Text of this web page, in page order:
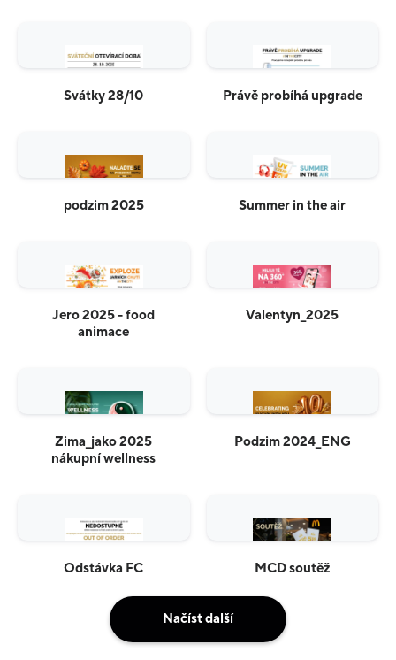
Svátky 28/10 Právě probíhá upgrade
podzim 2025 Summer in the air
Jero 2025 - food
animace
Valentyn_2025
Zima_jako 2025
nákupní wellness
Podzim 2024_ENG
Odstávka FC MCD soutěž
Načíst další